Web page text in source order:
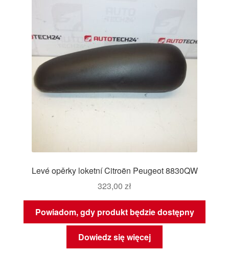
Levé opěrky loketní Citroën Peugeot 8830QW
323,00 zł
Powiadom, gdy produkt będzie dostępny
Dowiedz się więcej